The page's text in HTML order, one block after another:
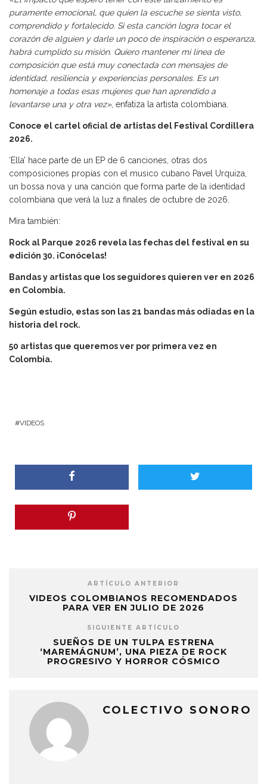
puramente emocional, que quien la escuche se sienta visto,
comprendido y fortalecido. Si esta canción logra tocar el
corazón de alguien y darle un poco de inspiración o esperanza,
habrá cumplido su misión. Quiero mantener mi línea de
composición que está muy conectada con mensajes de
identidad, resiliencia y experiencias personales. Es un
homenaje a todas esas mujeres que han aprendido a
levantarse una y otra vez», enfatiza la artista colombiana.
Conoce el cartel oficial de artistas del Festival Cordillera
2026.
‘Ella’ hace parte de un EP de 6 canciones, otras dos
composiciones propias con el musico cubano Pavel Urquiza,
un bossa nova y una canción que forma parte de la identidad
colombiana que verá la luz a finales de octubre de 2026.
Mira también:
Rock al Parque 2026 revela las fechas del festival en su
edición 30. ¡Conócelas!
Bandas y artistas que los seguidores quieren ver en 2026
en Colombia.
Según estudio, estas son las 21 bandas más odiadas en la
historia del rock.
50 artistas que queremos ver por primera vez en
Colombia.
VIDEOS
ARTÍCULO ANTERIOR
VIDEOS COLOMBIANOS RECOMENDADOS
PARA VER EN JULIO DE 2026
SIGUIENTE ARTÍCULO
SUEÑOS DE UN TULPA ESTRENA
‘MAREMÁGNUM’, UNA PIEZA DE ROCK
PROGRESIVO Y HORROR CÓSMICO
COLECTIVO SONORO